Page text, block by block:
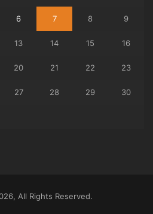
6 7 8 9
13 14 15 16
20 21 22 23
27 28 29 30
All Rights Reserved.